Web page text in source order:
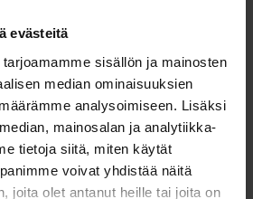
evästeitä
sisällön ja mainosten
median ominaisuuksien
analysoimiseen. Lisäksi
mainosalan ja analytiikka-
tietoja siitä, miten käytät
voivat yhdistää näitä
joita olet antanut heille tai joita on
Valentina Romei:
among EU workers since the
charts”(artikkeli maksumuurin